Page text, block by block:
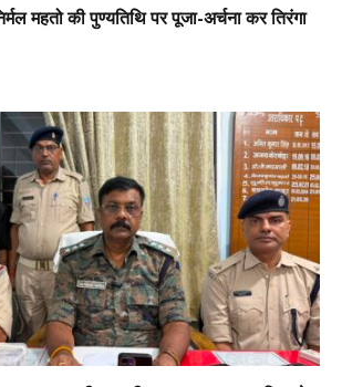
महतो की पुण्यतिथि पर पूजा-अर्चना कर तिरंगा